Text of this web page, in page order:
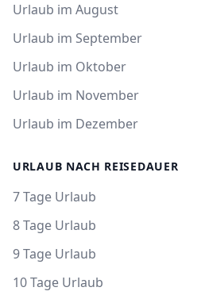
Urlaub im August
Urlaub im September
Urlaub im Oktober
Urlaub im November
Urlaub im Dezember
URLAUB NACH REISEDAUER
7 Tage Urlaub
8 Tage Urlaub
9 Tage Urlaub
10 Tage Urlaub